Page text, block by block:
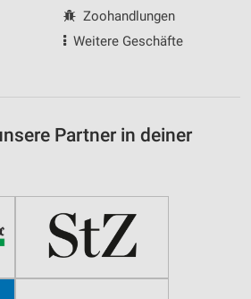
Zoohandlungen
Weitere Geschäfte
Partner in deiner